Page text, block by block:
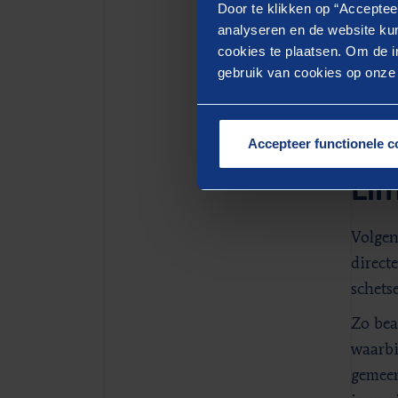
Door te klikken op
analyseren en de website
cookies te plaatsen. Om de
gebruik van cookies op
Accepteer functionele
om
in
Zo